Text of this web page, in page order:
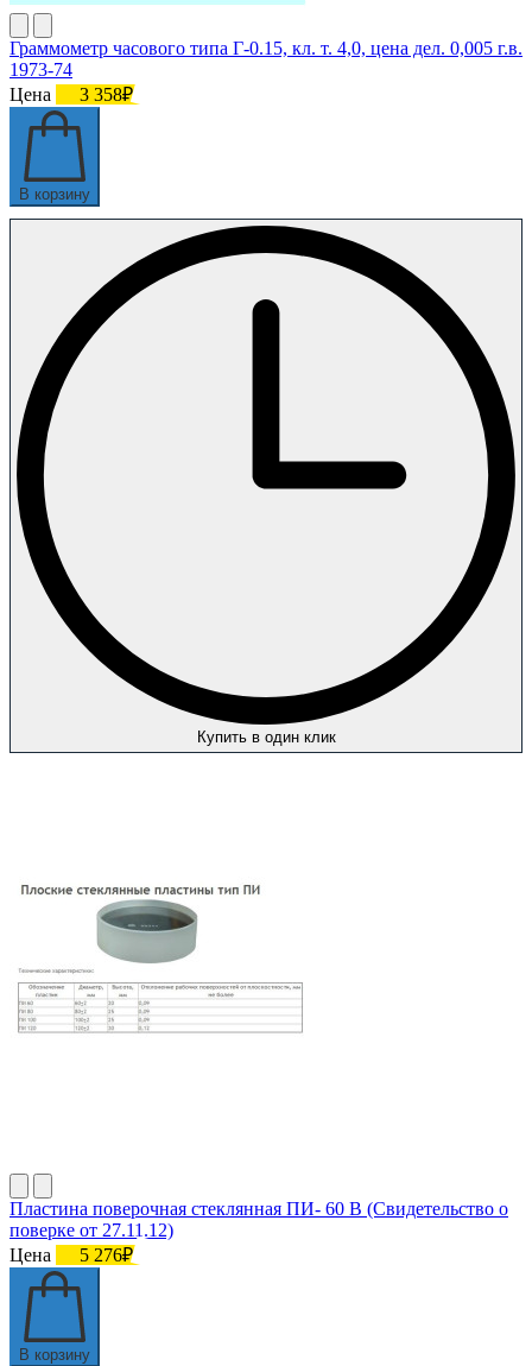
Граммометр часового типа Г-0.15, кл. т. 4,0, цена дел. 0,005 г.в.
1973-74
Цена
3 358₽
В корзину
Купить в один клик
Пластина поверочная стеклянная ПИ- 60 В (Свидетельство о
поверке от 27.11.12)
Цена
5 276₽
В корзину